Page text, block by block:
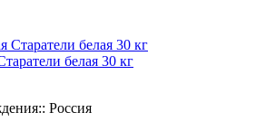
белая 30 кг
Россия